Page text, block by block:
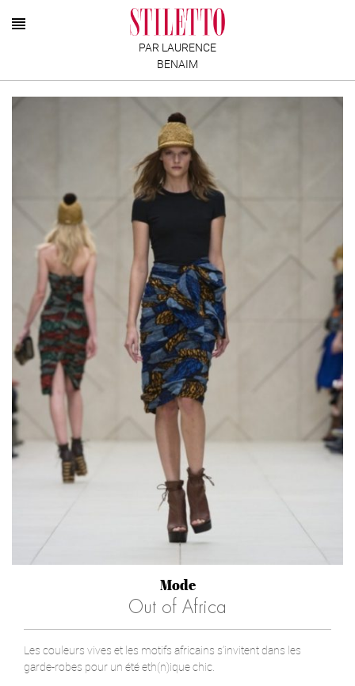
PAR LAURENCE
BENAIM
Mode
Out of Africa
Les couleurs vives et les motifs africains s’invitent dans les
garde-robes pour un été eth(n)ique chic.